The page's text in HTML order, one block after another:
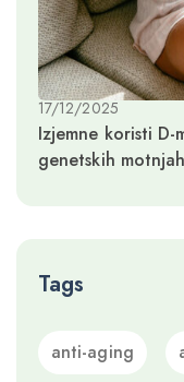
17/12/2025
Izjemne koristi
genetskih motnjah
Tags
anti-aging